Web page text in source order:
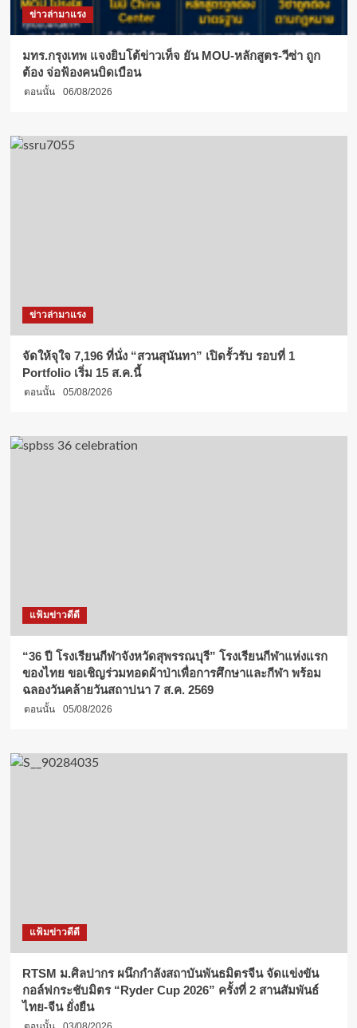
ข่าวล่ามาแรง
มทร.กรุงเทพ แจงยิบโต้ข่าวเท็จ ยัน MOU-หลักสูตร-วีซ่า ถูก
ต้อง จ่อฟ้องคนบิดเบือน
ตอนนั้น 06/08/2026
ข่าวล่ามาแรง
จัดให้จุใจ 7,196 ที่นั่ง “สวนสุนันทา” เปิดรั้วรับ รอบที่ 1
Portfolio เริ่ม 15 ส.ค.นี้
ตอนนั้น 05/08/2026
แฟ้มข่าวดีดี
“36 ปี โรงเรียนกีฬาจังหวัดสุพรรณบุรี” โรงเรียนกีฬาแห่งแรก
ของไทย ขอเชิญร่วมทอดผ้าป่าเพื่อการศึกษาและกีฬา พร้อม
ฉลองวันคล้ายวันสถาปนา 7 ส.ค. 2569
ตอนนั้น 05/08/2026
แฟ้มข่าวดีดี
RTSM ม.ศิลปากร ผนึกกำลังสถาบันพันธมิตรจีน จัดแข่งขัน
กอล์ฟกระชับมิตร “Ryder Cup 2026” ครั้งที่ 2 สานสัมพันธ์
ไทย-จีน ยั่งยืน